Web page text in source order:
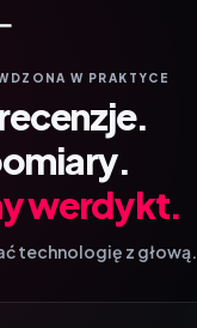
W PRAKTYCE
werdykt.
technologię z głową.